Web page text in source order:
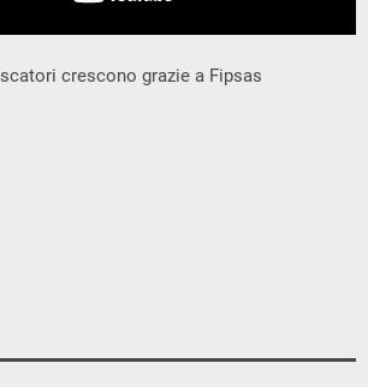
crescono grazie a Fipsas